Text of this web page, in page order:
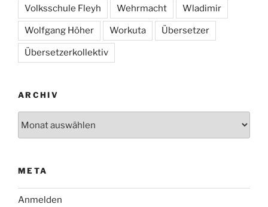
Volksschule Fleyh Wehrmacht Wladimir
Wolfgang Höher Workuta Übersetzer
Übersetzerkollektiv
ARCHIV
META
Anmelden